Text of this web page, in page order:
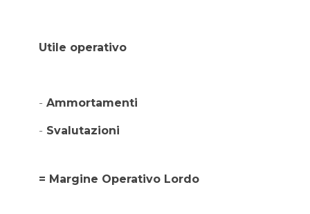
Utile operativo
- Ammortamenti
- Svalutazioni
= Margine Operativo Lordo